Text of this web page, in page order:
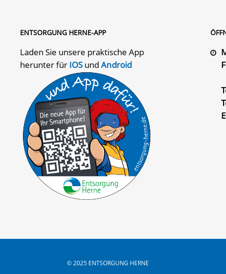
ENTSORGUNG HERNE-APP
Laden Sie unsere praktische App
herunter für IOSundAndroid
© 2025 ENTSORGUNG HERNE